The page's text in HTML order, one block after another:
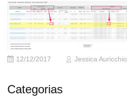
12/12/2017 Jessica Auricchio
Categorias